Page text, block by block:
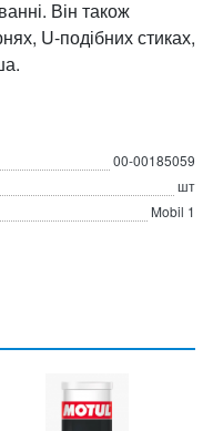
Він також
U-подібних стиках,
00-00185059
шт
Mobil 1